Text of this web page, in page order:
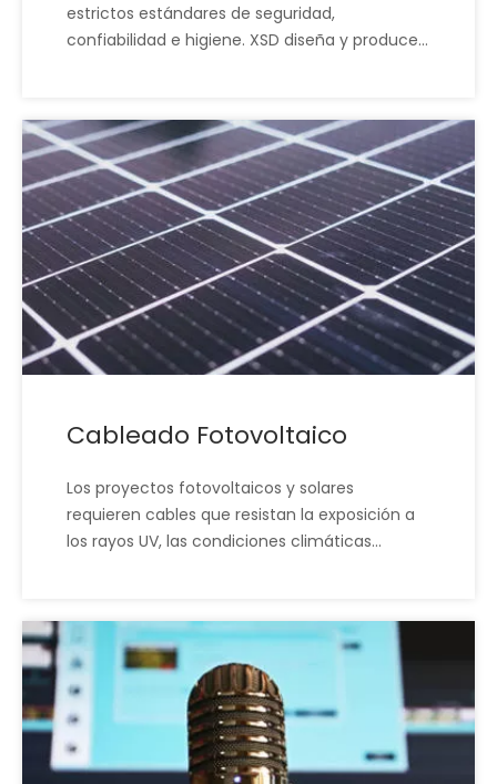
estrictos estándares de seguridad,
confiabilidad e higiene. XSD diseña y produce
Esta reducción del riesgo le ayuda a superar
los controles normativos y ofrecer un
rendimiento fiable en aplicaciones sanitarias
críticas.
Cableado Fotovoltaico
Los proyectos fotovoltaicos y solares
requieren cables que resistan la exposición a
los rayos UV, las condiciones climáticas
diseñadas para ofrecer durabilidad en
exteriores y una transmisión de energía
confiable, lo que reduce las fallas en el campo
y el mantenimiento. Esto ayuda a que los
proyectos de energía renovable ofrezcan un
rendimiento estable durante años de